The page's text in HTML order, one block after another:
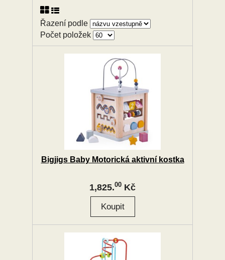
Řazení podle
Počet položek
Bigjigs Baby Motorická aktivní kostka
1,825.00 Kč